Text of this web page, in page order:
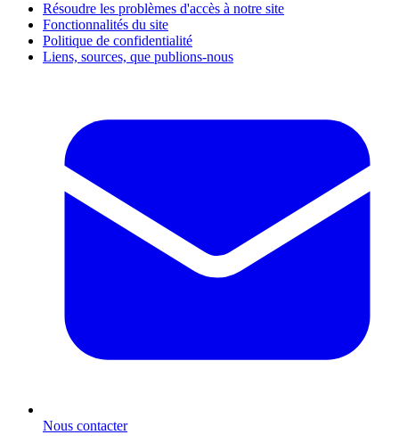
Résoudre les problèmes d'accès à notre site
Fonctionnalités du site
Politique de confidentialité
Liens, sources, que publions-nous
Nous contacter